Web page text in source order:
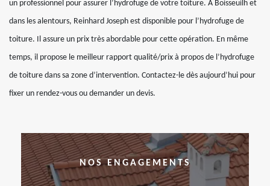
un professionnel pour assurer l’hydrofuge de votre toiture. A Boisseuilh et
dans les alentours, Reinhard Joseph est disponible pour l’hydrofuge de
toiture. Il assure un prix très abordable pour cette opération. En même
temps, il propose le meilleur rapport qualité/prix à propos de l’hydrofuge
de toiture dans sa zone d’intervention. Contactez-le dès aujourd’hui pour
fixer un rendez-vous ou demander un devis.
NOS ENGAGEMENTS